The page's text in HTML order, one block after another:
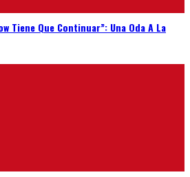
Tiene Que Continuar”: Una Oda A La